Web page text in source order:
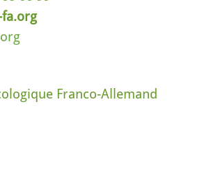
fa.org
Franco-Allemand